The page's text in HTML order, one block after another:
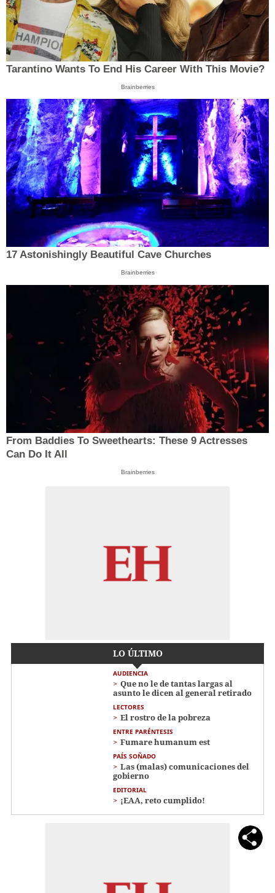
Tarantino Wants To End His Career With This Movie?
Brainberries
17 Astonishingly Beautiful Cave Churches
Brainberries
From Baddies To Sweethearts: These 9 Actresses
Can Do It All
Brainberries
LO ÚLTIMO
AUDIENCIA
Que no le de tantas largas al
asunto le dicen al general retirado
LECTORES
El rostro de la pobreza
ENTRE PARÉNTESIS
Fumare humanum est
PAÍS SOÑADO
Las (malas) comunicaciones del
gobierno
EDITORIAL
¡EAA, reto cumplido!